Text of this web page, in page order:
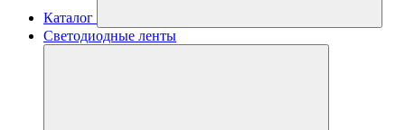
Каталог
Светодиодные ленты